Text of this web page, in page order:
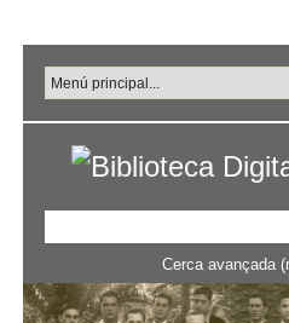
principal
Cerca avançada